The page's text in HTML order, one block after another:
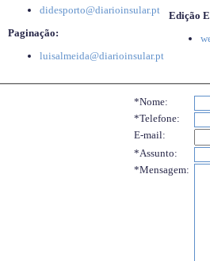
didesporto@diarioinsular.pt
Paginação:
luisalmeida@diarioinsular.pt
Edição
*Nome:
*Telefone:
E-mail:
*Assunto:
*Mensagem: